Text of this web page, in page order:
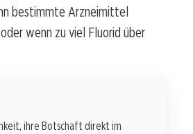
bestimmte Arzneimittel
wenn zu viel Fluorid über
ihre Botschaft direkt im